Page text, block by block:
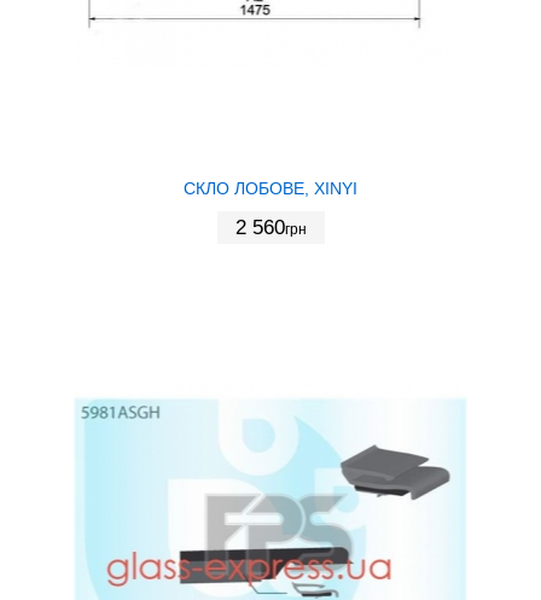
СКЛО ЛОБОВЕ, XINYI
2 560грн